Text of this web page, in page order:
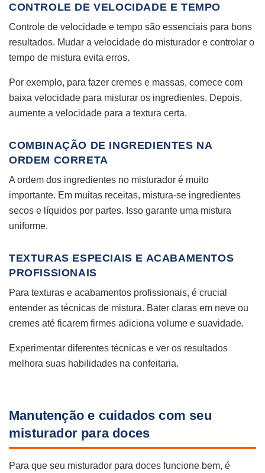
CONTROLE DE VELOCIDADE E TEMPO
Controle de velocidade e tempo são essenciais para bons
resultados. Mudar a velocidade do misturador e controlar o
tempo de mistura evita erros.
Por exemplo, para fazer cremes e massas, comece com
baixa velocidade para misturar os ingredientes. Depois,
aumente a velocidade para a textura certa.
COMBINAÇÃO DE INGREDIENTES NA
ORDEM CORRETA
A ordem dos ingredientes no misturador é muito
importante. Em muitas receitas, mistura-se ingredientes
secos e líquidos por partes. Isso garante uma mistura
uniforme.
TEXTURAS ESPECIAIS E ACABAMENTOS
PROFISSIONAIS
Para texturas e acabamentos profissionais, é crucial
entender as técnicas de mistura. Bater claras em neve ou
cremes até ficarem firmes adiciona volume e suavidade.
Experimentar diferentes técnicas e ver os resultados
melhora suas habilidades na confeitaria.
Manutenção e cuidados com seu
misturador para doces
Para que seu misturador para doces funcione bem, é